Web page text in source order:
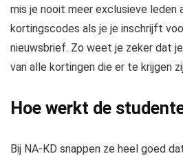
mis je nooit meer exclusieve leden
kortingscodes als je je inschrijft
nieuwsbrief. Zo weet je zeker dat
van alle kortingen die er te krijgen
Hoe werkt de
Bij NA-KD snappen ze heel goed